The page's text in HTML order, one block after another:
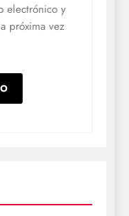
electrónico y
próxima vez